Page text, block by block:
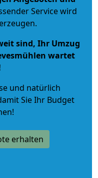
Service wird
sind, Ihr Umzug
wartet
und natürlich
Sie Ihr Budget
erhalten